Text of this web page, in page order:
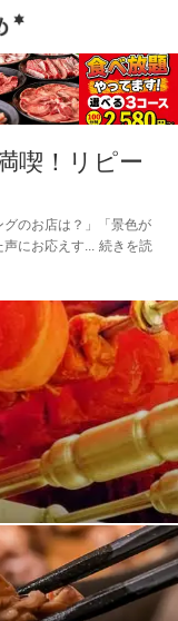
喫！リピー
のお店は？」「景色が
声にお応えす
続きを読
＋サイドメニュー3品
の【ピッカーニャ】
など豊富なメニュー